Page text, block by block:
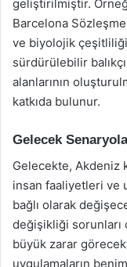
geliştirilmiştir.
Barcelona
ve biyolojik çeşitliliği
sürdürülebilir
alanlarının
katkıda bulunur.
Gelecek
Gelecekte, Akdeniz
insan faaliyetleri ve
bağlı olarak
değişikliği
büyük zarar
uygulamaların